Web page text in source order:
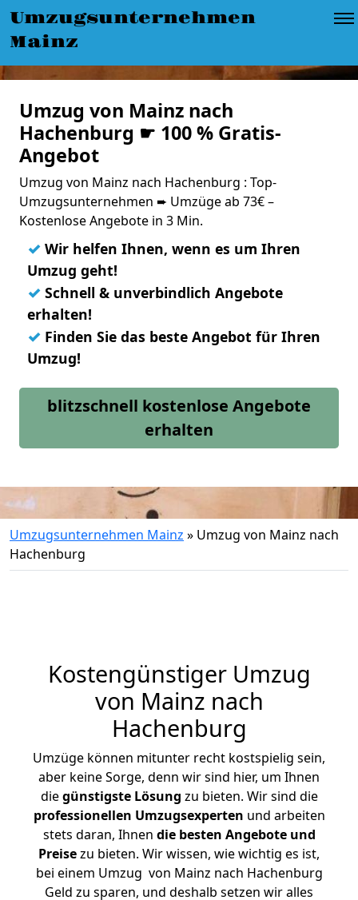
Umzugsunternehmen
Mainz
Umzug von Mainz nach
Hachenburg ☛ 100 % Gratis-
Angebot
Umzug von Mainz nach Hachenburg : Top-
Umzugsunternehmen ➨ Umzüge ab 73€ –
Kostenlose Angebote in 3 Min.
✓ Wir helfen Ihnen, wenn es um Ihren
Umzug geht!
✓ Schnell & unverbindlich Angebote
erhalten!
✓ Finden Sie das beste Angebot für Ihren
Umzug!
blitzschnell kostenlose Angebote
erhalten
Umzugsunternehmen Mainz » Umzug von Mainz nach
Hachenburg
Kostengünstiger Umzug
von Mainz nach
Hachenburg
Umzüge können mitunter recht kostspielig sein,
aber keine Sorge, denn wir sind hier, um Ihnen
diegünstigste Lösung zu bieten. Wir sind die
professionellen Umzugsexperten und arbeiten
stets daran, Ihnen die besten Angebote und
Preisezu bieten. Wir wissen, wie wichtig es ist,
bei einem Umzug von Mainz nach Hachenburg
Geld zu sparen, und deshalb setzen wir alles